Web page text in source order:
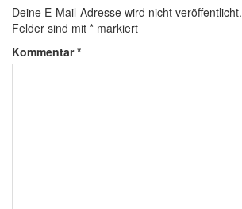
Deine E-Mail-Adresse wird nicht veröffentlicht.
Felder sind mit * markiert
Kommentar*